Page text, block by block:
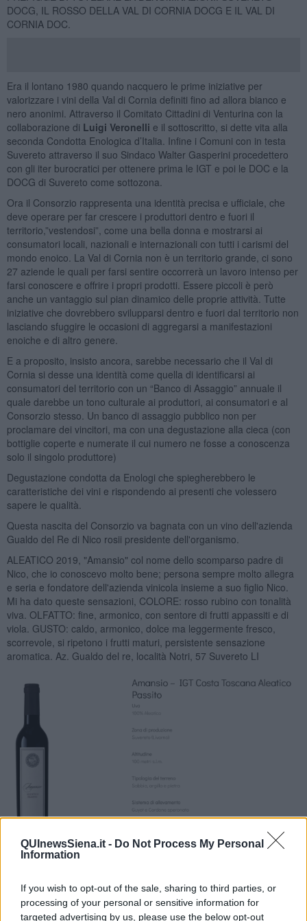
QUInewsSiena.it - Do Not Process My Personal
Information
If you wish to opt-out of the sale, sharing to third parties, or
processing of your personal or sensitive information for
targeted advertising by us, please use the below opt-out
DOCG, IL ROSSO DELLA VAL DI CORNIA DOCG E IL VAL DI
CORNIA DOC.
Era il lontano 1980 quando nacquero le prime iniziative per
valorizzare i vini della Val di Cornia definiti fino ad allora bianco e
nero anonimi. Attraverso il Comitato Cittadini di Venturina con la
collaborazione di Luigi Veronelli e il sottoscritto, si dette vita alla
seconda Condotta Enologica d’Italia. Infine i Comuni con in testa
Suvereto attraverso il suo Sindaco Walter Gasperini procedettero
con gli iter burocratici per ottenere prima le IGT e poi le DOC e la
DOCG di Suvereto come sottozona.
Ora il Consorzio rappresenta una identità precisa e ufficiale, che
deve operare per far crescere i produttori dentro e fuori il
territorio,”vestendosi”, come una bella donna e mostrarsi ai
consumatori locali, nazionali e internazionali con tutti i carismi del
mondo enoico. La Val di Cornia non è un territorio grande, ci sono
27 aziende le quali per farsi sentire occorrerà un lavoro intenso per
farsi conoscere e offrire i propri prodotti. Essere piccoli è però
anche un vantaggio sul pian dinamico delle proprie attività. Tutte
iniziative che dovrebbero svilupparsi dentro e fuori dal territorio non
lasciando sfuggire le occasioni di aggregarsi a manifestazioni
enoiche e di altro genere.
E a proposito, insisto ancora, sarebbe necessario che il Val di
Cornia si desse una identità come quella di identificarsi ai
consumatori del territorio con un “Banco di Assaggio” annuale il
quale darebbe un tono culturale ai produttori, ai consumatori e al
Consorzio stesso. Un banco di assaggio pubblico non per
proclamare dei vincitori, ma con una degustazione alla cieca (con
bottiglie coperte e numerate il cui numero ne fosse a conoscenza
solo il singolo produttore)
Degustazione condotta da Enologi che spiegherebbero le
caratteristiche dei vini e rispondendo ai presenti che volessero
sapere le qualità.
Questa nascita del Consorzio va bagnata con un vino dell'azienda
Gualdo del Re di Nico rosii presidente dell'organismo.
ALEATICO 2019, "Amansio" col nome dello scomparso padre di
Nico, che io conoscevo molto bene; persona sempre molto allegra
e seria e fondatore dell'azienda vinicola insieme a suo figlio Nico.
Mi ha dato queste sensazioni, COLORE: rosso rubino con tonalità
viva. OLFATTO: fine, armonico, con sentore di frutti appassiti e di
viola. GUSTO: caldo, armonico, dolce ma leggermente fresco,
scorrevole, si ripetono i frutti maturi, persistente sensazione
aromatica. Az. Gualdo del re, località Notri, 57 Suvereto LI
Nadio Stronchi